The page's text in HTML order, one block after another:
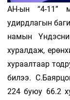
АН-ын “4-11”
удирдлагын
намын
хуралдаж,
хураалтаар
билээ.
224 буюу 66.2